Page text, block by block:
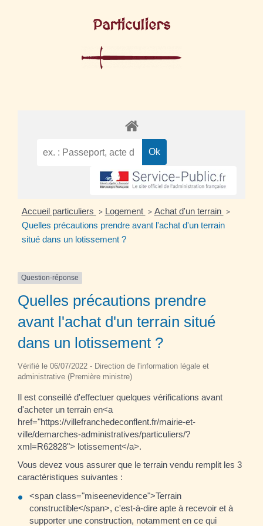
Particuliers
Accueil particuliers > Logement > Achat d'un terrain >
Quelles précautions prendre avant l'achat d'un terrain
situé dans un lotissement ?
Question-réponse
Quelles précautions prendre
avant l'achat d'un terrain situé
dans un lotissement ?
Vérifié le 06/07/2022 - Direction de l'information légale et
administrative (Première ministre)
Il est conseillé d'effectuer quelques vérifications avant
d'acheter un terrain en<a
href="https://villefranchedeconflent.fr/mairie-et-
ville/demarches-administratives/particuliers/?
xml=R62828"> lotissement</a>.
Vous devez vous assurer que le terrain vendu remplit les 3
caractéristiques suivantes :
<span class="miseenevidence">Terrain
constructible</span>, c'est-à-dire apte à recevoir et à
supporter une construction, notamment en ce qui